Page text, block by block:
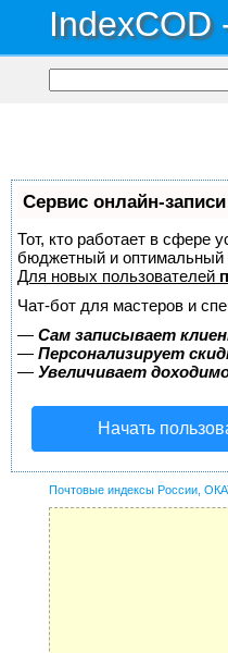
IndexCOD
Сервис онлайн-
Тот, кто работает в сфере
бюджетный и оптимальный
Для новых пользователей
Чат-бот для мастеров и
— Сам записывает
— Персонализирует
— Увеличивает
Начать
Почтовые индексы России,